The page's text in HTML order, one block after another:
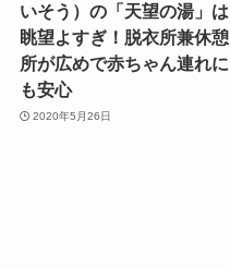
いそう）の「天望の湯」は
眺望よすぎ！脱衣所兼休憩
所が広めで赤ちゃん連れに
も安心
2020年5月26日